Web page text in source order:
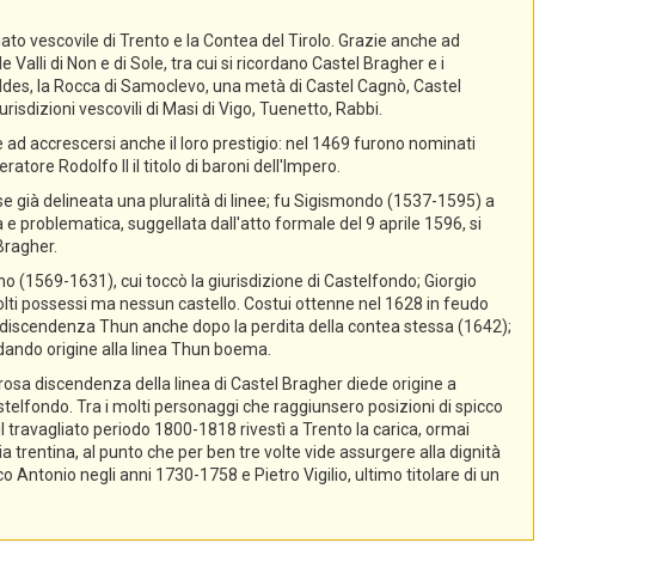
vescovile di Trento e la Contea del Tirolo. Grazie anche ad
di Non e di Sole, tra cui si ricordano Castel Bragher e i
la Rocca di Samoclevo, una metà di Castel Cagnò, Castel
vescovili di Masi di Vigo, Tuenetto, Rabbi.
accrescersi anche il loro prestigio: nel 1469 furono nominati
Rodolfo II il titolo di baroni dell'Impero.
già delineata una pluralità di linee; fu Sigismondo (1537-1595) a
problematica, suggellata dall'atto formale del 9 aprile 1596, si
(1569-1631), cui toccò la giurisdizione di Castelfondo; Giorgio
possessi ma nessun castello. Costui ottenne nel 1628 in feudo
Thun anche dopo la perdita della contea stessa (1642);
origine alla linea Thun boema.
discendenza della linea di Castel Bragher diede origine a
Tra i molti personaggi che raggiunsero posizioni di spicco
periodo 1800-1818 rivestì a Trento la carica, ormai
trentina, al punto che per ben tre volte vide assurgere alla dignità
Antonio negli anni 1730-1758 e Pietro Vigilio, ultimo titolare di un